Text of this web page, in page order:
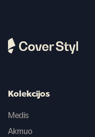
Kolekcijos
Medis
Akmuo